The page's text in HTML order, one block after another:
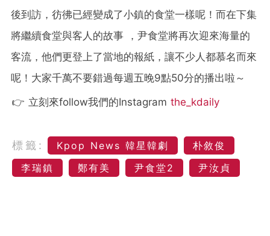
後到訪，彷彿已經變成了小鎮的食堂一樣呢！而在下集
將繼續食堂與客人的故事 ，尹食堂將再次迎來海量的
客流，他們更登上了當地的報紙，讓不少人都慕名而來
呢！ 大家千萬不要錯過每週五晚9點50分的播出啦～
👉 立刻來follow我們的Instagram the_kdaily
標籤: Kpop News 韓星韓劇
朴敘俊
李瑞鎮
鄭有美 尹食堂2 尹汝貞